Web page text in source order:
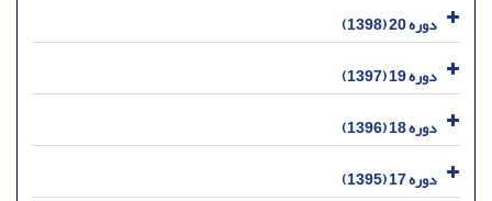
دوره 20 (1398)
دوره 19 (1397)
دوره 18 (1396)
دوره 17 (1395)